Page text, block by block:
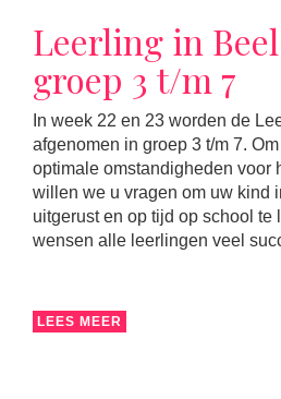
Leerling in
groep 3 t/m 7
In week 22 en 23 worden de
afgenomen in groep 3 t/m 7.
optimale omstandigheden voor
willen we u vragen om uw kind
uitgerust en op tijd op school te
wensen alle leerlingen veel
LEES MEER